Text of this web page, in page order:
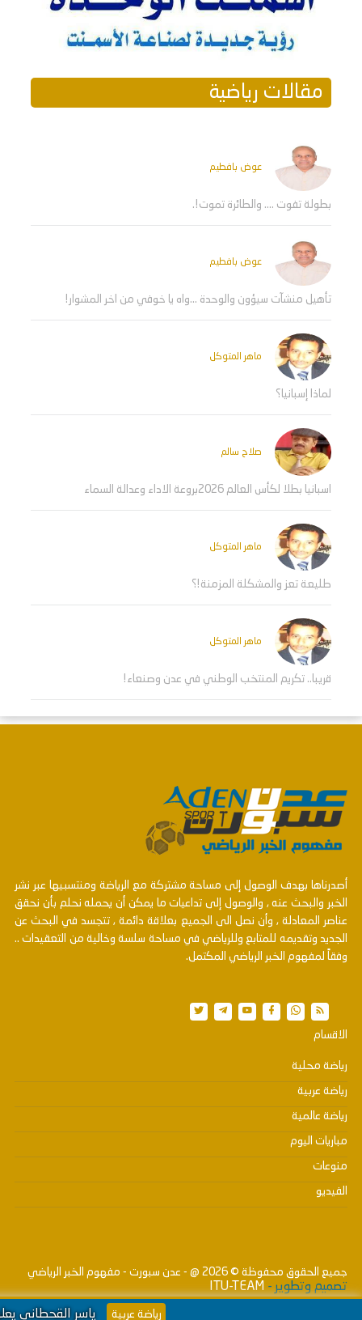
ياسر القحطاني يعلن رحيله عن
مقالات رياضية
عوض بافطيم
بطولة تفوت .... والطائرة تموت!.
عوض بافطيم
تأهيل منشآت سيؤون والوحدة ...واه يا خوفي من اخر المشوار!
ماهر المتوكل
لماذا إسبانيا؟
صلاح سالم
اسبانيا بطلا لكأس العالم 2026بروعة الاداء وعدالة السماء
ماهر المتوكل
طليعة تعز والمشكلة المزمنة!؟
ماهر المتوكل
قريبا.. تكريم المنتخب الوطني في عدن وصنعاء!
أصدرناها بهدف الوصول إلى مساحة مشتركة مع الرياضة ومنتسبيها عبر نشر
الخبر والبحث عنه , والوصول إلى تداعيات ما يمكن أن يحمله نحلم بأن نحقق
عناصر المعادلة , وأن نصل الى الجميع بعلاقة دائمة , تتجسد في البحث عن
الجديد وتقديمه للمتابع وللرياضي في مساحة سلسة وخالية من التعقيدات ..
وفقاً لمفهوم الخبر الرياضي المكتمل.
الاقسام
رياضة محلية
رياضة عربية
رياضة عالمية
مباريات اليوم
منوعات
الفيديو
جميع الحقوق محفوظة © 2026 @ - عدن سبورت - مفهوم الخبر الرياضي
تصميم وتطوير -ITU-TEAM